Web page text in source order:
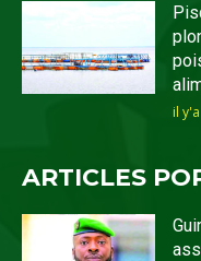
il
ARTICLES